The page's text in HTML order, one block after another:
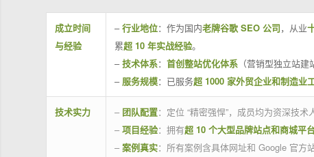
成立时间
与经验
–行业地位：作为国内老牌谷歌 SEO 公司，从业
累超 10 年实战经验。
–技术体系： 首创整站优化体系 （营销型独立站
– 服务规模：已服务超 1000 家外贸企业和制造业
技术实力 – 团队配置：定位 “精密强悍”，成员均为资深技
– 项目经验：拥有超 10 个大型品牌站点和商城平
– 案例真实：所有案例含具体网址和 Google 官方